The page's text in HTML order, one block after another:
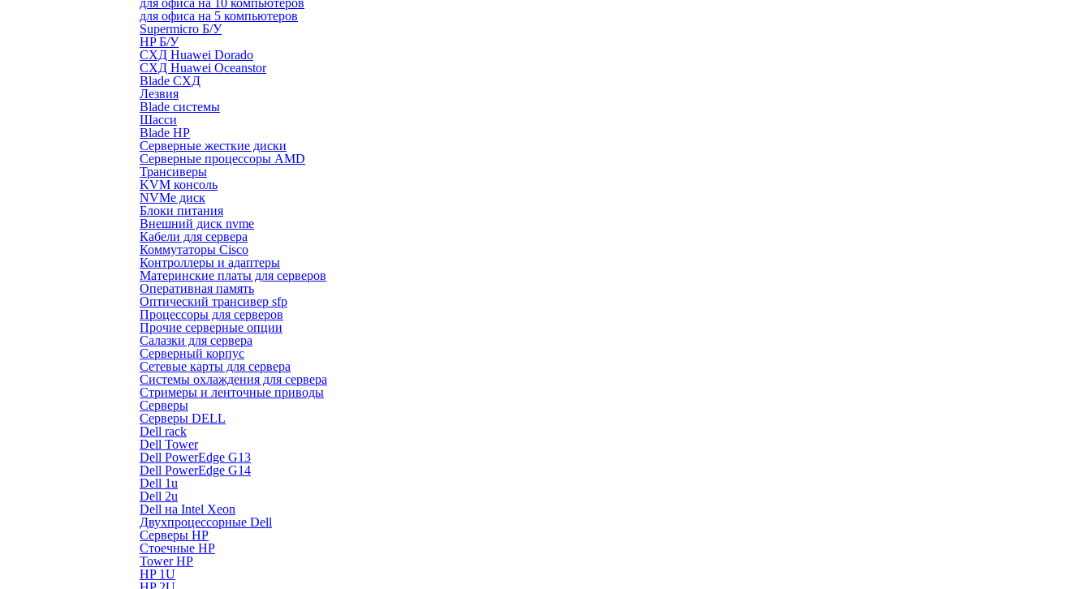
для офиса на 10 компьютеров
для офиса на 5 компьютеров
Supermicro Б/У
HP Б/У
СХД Huawei Dorado
СХД Huawei Oceanstor
Blade СХД
Лезвия
Blade системы
Шасси
Blade HP
Серверные жесткие диски
Серверные процессоры AMD
Трансиверы
KVM консоль
NVMe диск
Блоки питания
Внешний диск nvme
Кабели для сервера
Коммутаторы Cisco
Контроллеры и адаптеры
Материнские платы для серверов
Оперативная память
Оптический трансивер sfp
Процессоры для серверов
Прочие серверные опции
Салазки для сервера
Серверный корпус
Сетевые карты для сервера
Системы охлаждения для сервера
Стримеры и ленточные приводы
Серверы
Серверы DELL
Dell rack
Dell Tower
Dell PowerEdge G13
Dell PowerEdge G14
Dell 1u
Dell 2u
Dell на Intel Xeon
Двухпроцессорные Dell
Серверы HP
Стоечные HP
Tower HP
HP 1U